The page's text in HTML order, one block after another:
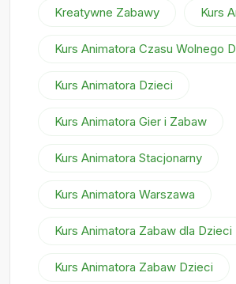
Kreatywne Zabawy Kurs
Kurs Animatora Czasu Wolnego
Kurs Animatora Dzieci
Kurs Animatora Gier i Zabaw
Kurs Animatora Stacjonarny
Kurs Animatora Warszawa
Kurs Animatora Zabaw dla Dzieci
Kurs Animatora Zabaw Dzieci